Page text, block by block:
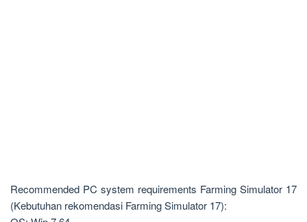
Recommended PC system requirements Farming Simulator 17
(Kebutuhan rekomendasi Farming Simulator 17):